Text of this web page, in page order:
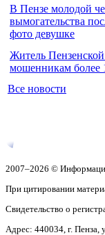
В Пензе молодой
вымогательства
фото девушке
Житель Пензенской
мошенникам более
Все новости
2007–2026 ©
При цитировании
Свидетельство о
Адрес: 440034, г.